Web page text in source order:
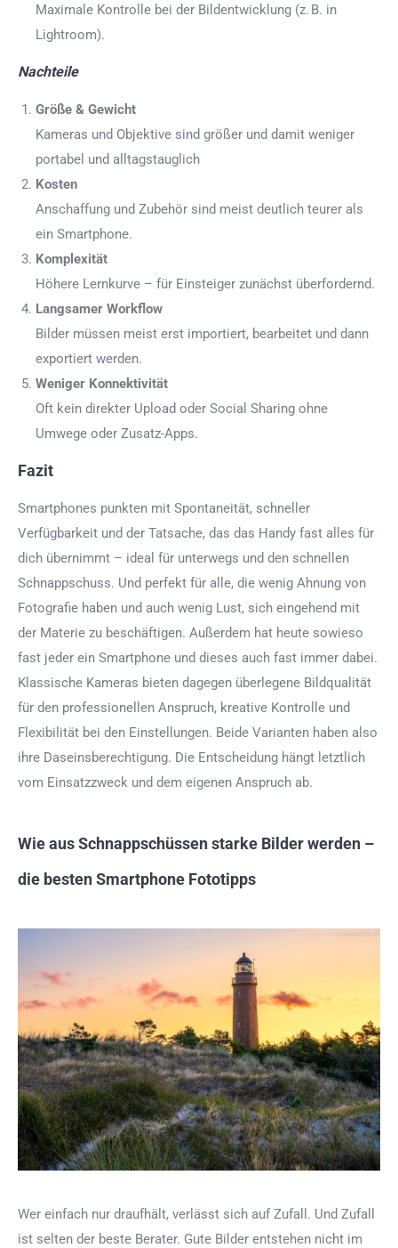
Maximale Kontrolle bei der Bildentwicklung (z. B. in
Lightroom).
Nachteile
Größe & Gewicht
Kameras und Objektive sind größer und damit weniger
portabel und alltagstauglich
Kosten
Anschaffung und Zubehör sind meist deutlich teurer als
ein Smartphone.
Komplexität
Höhere Lernkurve – für Einsteiger zunächst überfordernd.
Langsamer Workflow
Bilder müssen meist erst importiert, bearbeitet und dann
exportiert werden.
Weniger Konnektivität
Oft kein direkter Upload oder Social Sharing ohne
Umwege oder Zusatz-Apps.
Fazit
Smartphones punkten mit Spontaneität, schneller
Verfügbarkeit und der Tatsache, das das Handy fast alles für
dich übernimmt – ideal für unterwegs und den schnellen
Schnappschuss. Und perfekt für alle, die wenig Ahnung von
Fotografie haben und auch wenig Lust, sich eingehend mit
der Materie zu beschäftigen. Außerdem hat heute sowieso
fast jeder ein Smartphone und dieses auch fast immer dabei.
Klassische Kameras bieten dagegen überlegene Bildqualität
für den professionellen Anspruch, kreative Kontrolle und
Flexibilität bei den Einstellungen. Beide Varianten haben also
ihre Daseinsberechtigung. Die Entscheidung hängt letztlich
vom Einsatzzweck und dem eigenen Anspruch ab.
Wie aus Schnappschüssen starke Bilder werden –
die besten Smartphone Fototipps
Wer einfach nur draufhält, verlässt sich auf Zufall. Und Zufall
ist selten der beste Berater. Gute Bilder entstehen nicht im